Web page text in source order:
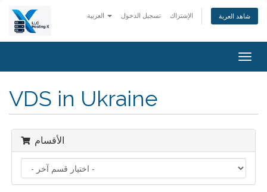
تسجيل الدخول الإشتراك شاهد العربة
VDS in Ukraine
الأقسام